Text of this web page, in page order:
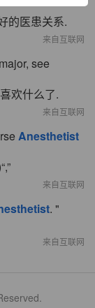
的医患关系.
来自互联网
see
欢什么了.
来自互联网
Anesthetist
来自互联网
. "
来自互联网